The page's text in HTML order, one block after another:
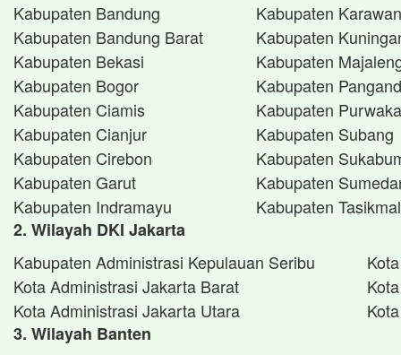
Kabupaten Bandung
Kabupaten
Kabupaten Bandung Barat
Kabupaten
Kabupaten Bekasi
Kabupaten
Kabupaten Bogor
Kabupaten
Kabupaten Ciamis
Kabupaten
Kabupaten Cianjur
Kabupaten Subang
Kabupaten Cirebon
Kabupaten
Kabupaten Garut
Kabupaten
Kabupaten Indramayu
Kabupaten
2. Wilayah DKI Jakarta
Kabupaten Administrasi Kepulauan Seribu
Kota Administrasi Jakarta Barat
Kota Administrasi Jakarta Utara
3. Wilayah Banten